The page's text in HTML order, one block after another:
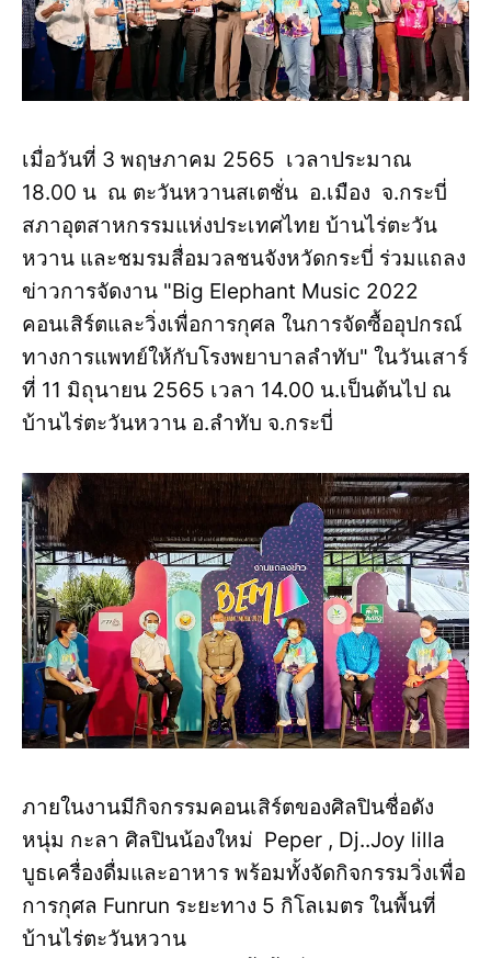
เมื่อวันที่ 3 พฤษภาคม 2565 เวลาประมาณ
18.00 น ณ ตะวันหวานสเตชั่น อ.เมือง จ.กระบี่
สภาอุตสาหกรรมแห่งประเทศไทย บ้านไร่ตะวัน
หวาน และชมรมสื่อมวลชนจังหวัดกระบี่ ร่วมแถลง
ข่าวการจัดงาน "Big Elephant Music 2022
คอนเสิร์ตและวิ่งเพื่อการกุศล ในการจัดซื้ออุปกรณ์
ทางการแพทย์ให้กับโรงพยาบาลลำทับ" ในวันเสาร์
ที่ 11 มิถุนายน 2565 เวลา 14.00 น.เป็นต้นไป ณ
บ้านไร่ตะวันหวาน อ.ลำทับ จ.กระบี่
ภายในงานมีกิจกรรมคอนเสิร์ตของศิลปินชื่อดัง
หนุ่ม กะลา ศิลปินน้องใหม่ Peper , Dj..Joy lilla
บูธเครื่องดื่มและอาหาร พร้อมทั้งจัดกิจกรรมวิ่งเพื่อ
การกุศล Funrun ระยะทาง 5 กิโลเมตร ในพื้นที่
บ้านไร่ตะวันหวาน